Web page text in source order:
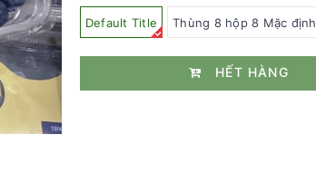
Default Title Thùng 8 hộp 8 Mặc định
HẾT HÀNG